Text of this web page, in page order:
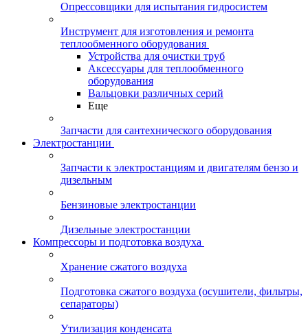
Опрессовщики для испытания гидросистем
Инструмент для изготовления и ремонта
теплообменного оборудования
Устройства для очистки труб
Аксессуары для теплообменного
оборудования
Вальцовки различных серий
Еще
Запчасти для сантехнического оборудования
Электростанции
Запчасти к электростанциям и двигателям бензо и
дизельным
Бензиновые электростанции
Дизельные электростанции
Компрессоры и подготовка воздуха
Хранение сжатого воздуха
Подготовка сжатого воздуха (осушители, фильтры,
сепараторы)
Утилизация конденсата